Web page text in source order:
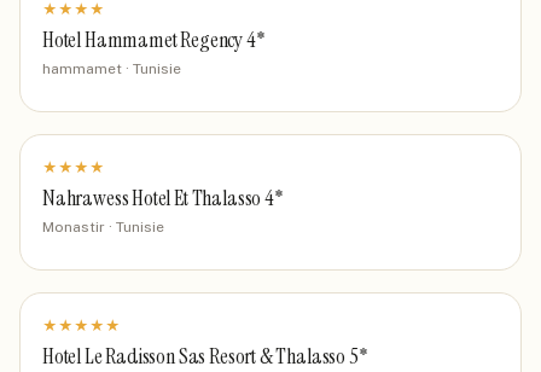
★ ★ ★ ★
Hotel Hammamet Regency 4*
hammamet · Tunisie
★ ★ ★ ★
Nahrawess Hotel Et Thalasso 4*
Monastir · Tunisie
★ ★ ★ ★ ★
Hotel Le Radisson Sas Resort & Thalasso 5*